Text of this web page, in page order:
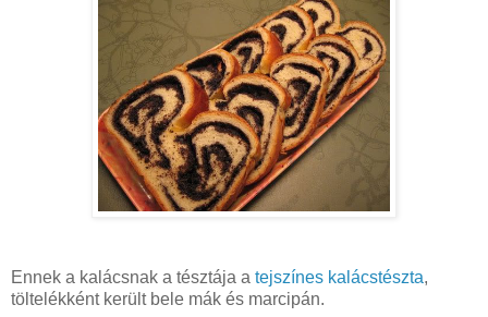
Ennek a kalácsnak a tésztája a tejszínes kalácstészta,
töltelékként került bele mák és marcipán.